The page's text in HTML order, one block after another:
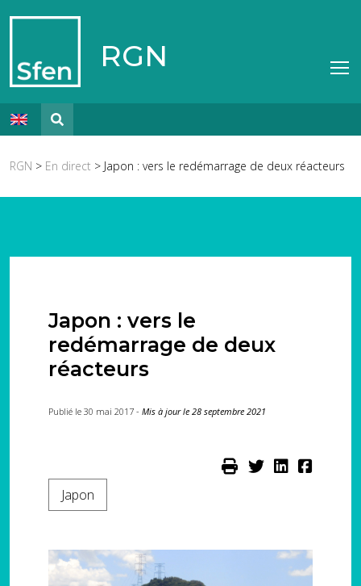
RGN
RGN > En direct > Japon : vers le redémarrage de deux réacteurs
Japon : vers le
redémarrage de deux
réacteurs
Publié le 30 mai 2017 - Mis à jour le 28 septembre 2021
Japon